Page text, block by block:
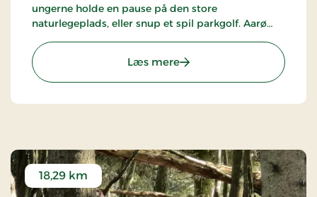
ungerne holde en pause på den store
naturlegeplads, eller snup et spil parkgolf. Aarø
havnekiosk der byder på middagsretter, flere
cafeer med gode madoplevelser og en
campingplads med legeplads og mini marked.
Læs mere: Den hyggelige havneby
18,29 km